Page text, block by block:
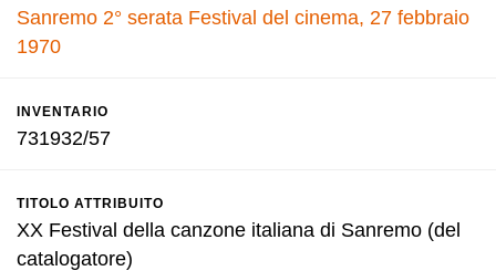
Sanremo 2° serata Festival del cinema, 27 febbraio
1970
INVENTARIO
731932/57
TITOLO ATTRIBUITO
XX Festival della canzone italiana di Sanremo (del
catalogatore)